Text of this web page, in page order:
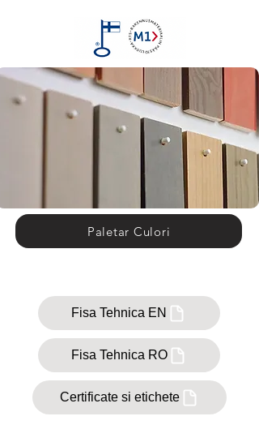
Paletar Culori
Fisa Tehnica EN
Fisa Tehnica RO
Certificate si etichete